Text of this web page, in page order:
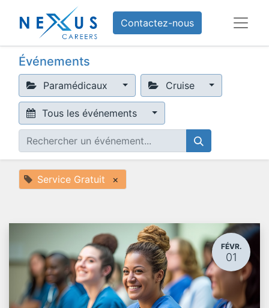
Contactez-nous
Événements
Paramédicaux Cruise
Tous les événements
Service Gratuit ×
FÉVR.
01